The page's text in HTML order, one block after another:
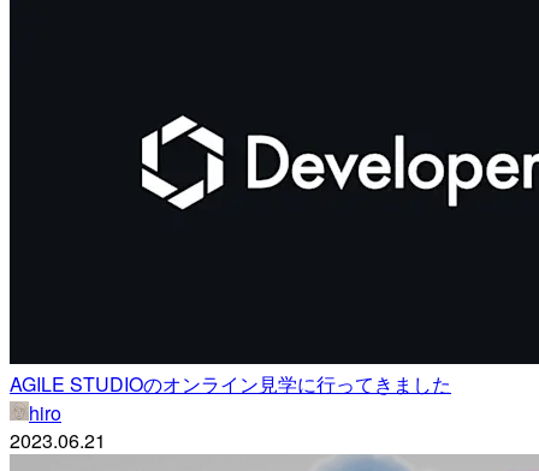
AGILE STUDIOのオンライン見学に行ってきました
hiro
2023.06.21